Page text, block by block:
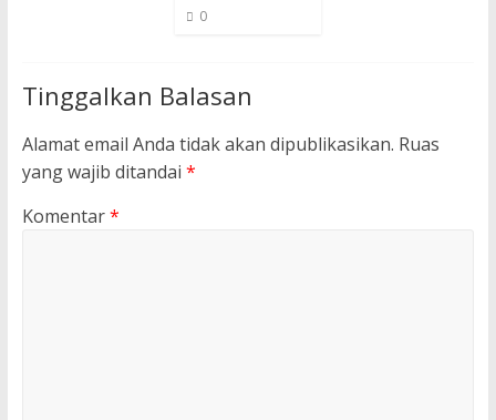
0
Tinggalkan Balasan
Alamat email Anda tidak akan dipublikasikan. Ruas
yang wajib ditandai *
Komentar*